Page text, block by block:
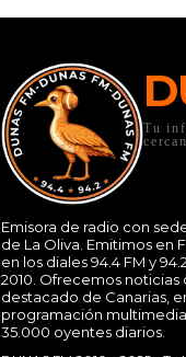
Tu
Emisora de radio con
de La Oliva. Emitimos en
en los diales 94.4 FM y
2010. Ofrecemos
destacado de Canarias,
programación
35.000 oyentes diarios.